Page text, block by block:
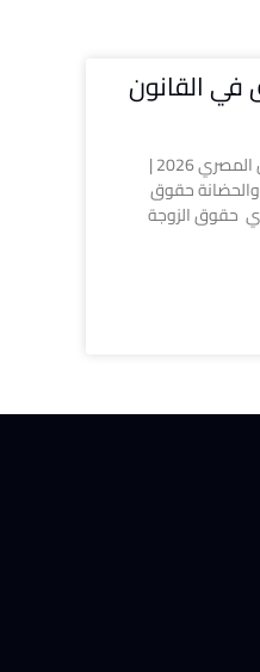
في القانون
حقوق الزوجة بعد الطلاق في القانون المصري 2026 |
حقوق
حقوق الزوجة